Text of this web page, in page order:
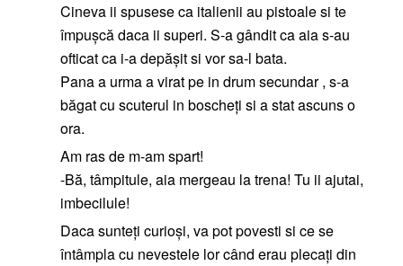
Cineva ii spusese ca italienii au pistoale si te
împușcă daca ii superi. S-a gândit ca aia s-au
ofticat ca i-a depășit si vor sa-l bata.
Pana a urma a virat pe in drum secundar , s-a
băgat cu scuterul in boscheți si a stat ascuns o
ora.
Am ras de m-am spart!
-Bă, tâmpitule, aia mergeau la trena! Tu ii ajutai,
imbecilule!
Daca sunteți curioși, va pot povesti si ce se
întâmpla cu nevestele lor când erau plecați din